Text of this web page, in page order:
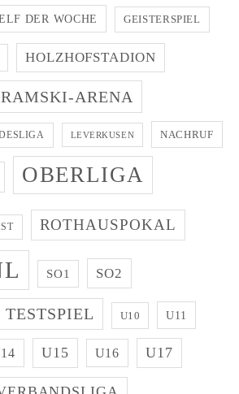
DER WOCHE GEISTERSPIEL
HOLZHOFSTADION
ARENA
LEVERKUSEN NACHRUF
OBERLIGA
ROTHAUSPOKAL
SO1 SO2
TESTSPIEL U10 U11
U15 U16 U17